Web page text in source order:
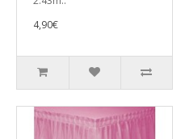
4,90€